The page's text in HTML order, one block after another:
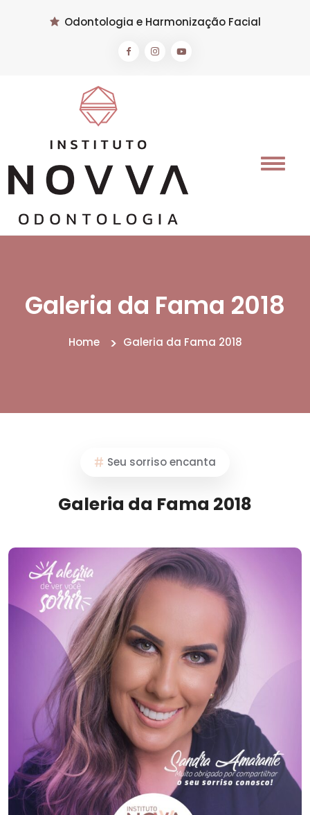
Odontologia e Harmonização Facial
Galeria da Fama 2018
Home Galeria da Fama 2018
Seu sorriso encanta
Galeria da Fama 2018